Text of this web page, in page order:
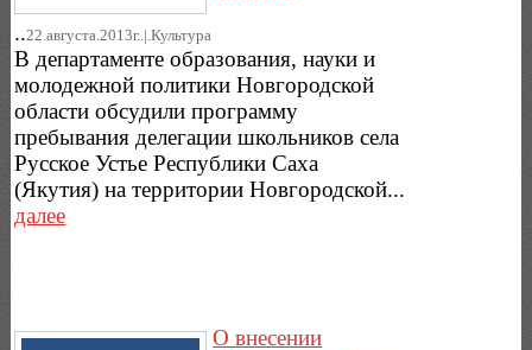
..22.августа.2013г..|.Культура
В департаменте образования, науки и
молодежной политики Новгородской
области обсудили программу
пребывания делегации школьников села
Русское Устье Республики Саха
(Якутия) на территории Новгородской...
далее
О внесении